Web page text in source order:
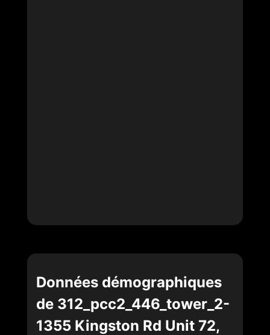
Données démographiques
de 312_pcc2_446_tower_2-
1355 Kingston Rd Unit 72,